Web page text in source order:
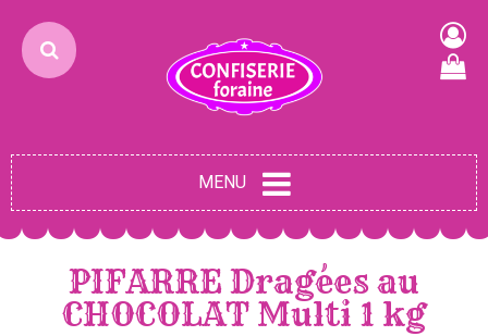
MENU
PIFARRE Dragées au
CHOCOLAT Multi 1 kg